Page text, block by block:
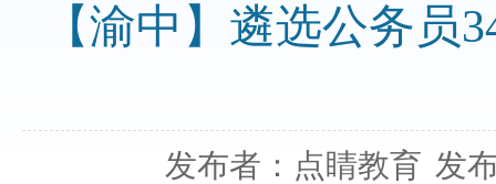
【渝中】遴选公务员
发布者：点睛教育 发